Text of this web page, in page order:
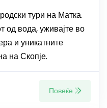
тури на Матка.
од вода, уживајте во
и уникатните
на Скопје.
Повеќе